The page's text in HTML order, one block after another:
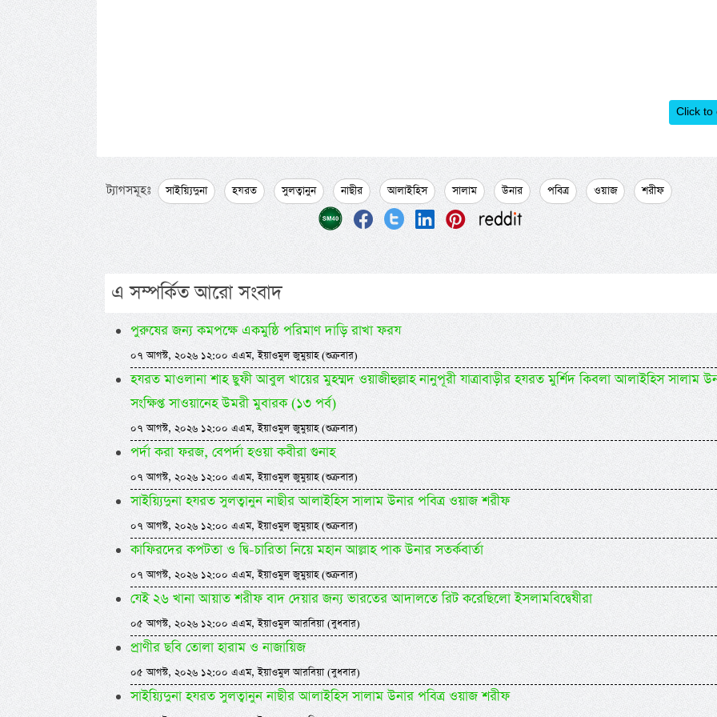
Click to
ট্যাগসমূহঃ সাইয়্যিদুনা হযরত সুলত্বানুন নাছীর আলাইহিস সালাম উনার পবিত্র ওয়াজ শরীফ
এ সম্পর্কিত আরো সংবাদ
পুরুষের জন্য কমপক্ষে একমুষ্ঠি পরিমাণ দাড়ি রাখা ফরয
০৭ আগস্ট, ২০২৬ ১২:০০ এএম, ইয়াওমুল জুমুয়াহ (শুক্রবার)
হযরত মাওলানা শাহ ছুফী আবুল খায়ের মুহম্মদ ওয়াজীহুল্লাহ নানুপূরী যাত্রাবাড়ীর হযরত মুর্শিদ কিবলা আলাইহিস সালাম
সংক্ষিপ্ত সাওয়ানেহ উমরী মুবারক (১৩ পর্ব)
০৭ আগস্ট, ২০২৬ ১২:০০ এএম, ইয়াওমুল জুমুয়াহ (শুক্রবার)
পর্দা করা ফরজ, বেপর্দা হওয়া কবীরা গুনাহ
০৭ আগস্ট, ২০২৬ ১২:০০ এএম, ইয়াওমুল জুমুয়াহ (শুক্রবার)
সাইয়্যিদুনা হযরত সুলত্বানুন নাছীর আলাইহিস সালাম উনার পবিত্র ওয়াজ শরীফ
০৭ আগস্ট, ২০২৬ ১২:০০ এএম, ইয়াওমুল জুমুয়াহ (শুক্রবার)
কাফিরদের কপটতা ও দ্বি-চারিতা নিয়ে মহান আল্লাহ পাক উনার সতর্কবার্তা
০৭ আগস্ট, ২০২৬ ১২:০০ এএম, ইয়াওমুল জুমুয়াহ (শুক্রবার)
যেই ২৬ খানা আয়াত শরীফ বাদ দেয়ার জন্য ভারতের আদালতে রিট করেছিলো ইসলামবিদ্বেষীরা
০৫ আগস্ট, ২০২৬ ১২:০০ এএম, ইয়াওমুল আরবিয়া (বুধবার)
প্রাণীর ছবি তোলা হারাম ও নাজায়িজ
০৫ আগস্ট, ২০২৬ ১২:০০ এএম, ইয়াওমুল আরবিয়া (বুধবার)
সাইয়্যিদুনা হযরত সুলত্বানুন নাছীর আলাইহিস সালাম উনার পবিত্র ওয়াজ শরীফ